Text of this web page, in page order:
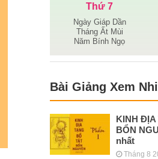
Thứ 7
Ngày Giáp Dần
Tháng Ất Mùi
Năm Bính Ngọ
Bài Giảng Xem
KINH ÐỊA
BỔN
nhất
Tháng 8